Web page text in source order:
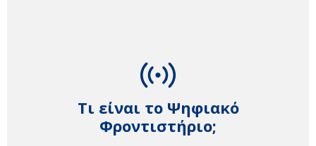
Τι είναι το Ψηφιακό
Φροντιστήριο;